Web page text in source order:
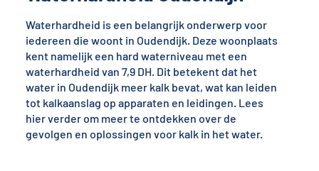
Waterhardheid is een belangrijk onderwerp voor
iedereen die woont in Oudendijk. Deze woonplaats
kent namelijk een hard waterniveau met een
waterhardheid van 7,9 DH. Dit betekent dat het
water in Oudendijk meer kalk bevat, wat kan leiden
tot kalkaanslag op apparaten en leidingen. Lees
hier verder om meer te ontdekken over de
gevolgen en oplossingen voor kalk in het water.